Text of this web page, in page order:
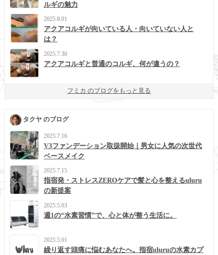
ルギの魅力
2025.8.01
アクアコルギが向いている人・向いていない人と
は？
2025.7.30
アクアコルギと普通のコルギ、何が違うの？
フミカ のブログをもっと見る
タクヤ のブログ
2025.7.16
V3ファンデーション取扱開始｜男女に人気の次世代
ベースメイク
2025.7.15
指宿発・ストレスZEROケアで髪と心を整えるuluru
の新提案
2025.5.03
週1の“水素習慣”で、心と体が整う生活に。
2025.5.01
繰り返す頭痛に悩むあなたへ。指宿uluruの水素カプ